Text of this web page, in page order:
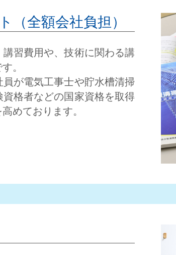
（全額会社負担）
習費用や、技術に関わる講
。
が電気工事士や貯水槽清掃
格者などの国家資格を取得
めております。